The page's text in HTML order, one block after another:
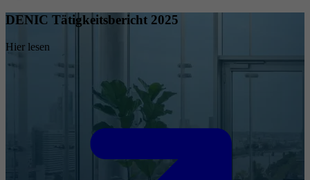
DENIC Tätigkeitsbericht 2025
Hier lesen